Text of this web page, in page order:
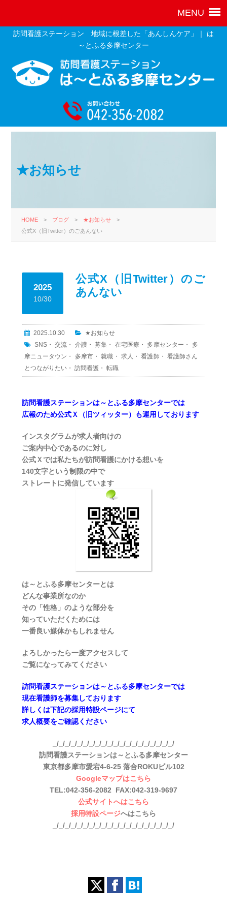
訪問看護ステーション 地域に根差した「あんしんケア」｜ は
～とふる多摩センター
★お知らせ
HOME > ブログ > ★お知らせ >
公式X（旧Twitter）のごあんない
2025
10/30
公式X（旧Twitter）のご
あんない
2025.10.30
★お知らせ
SNS・ 交流 ・ 介護・募集 ・ 在宅医療 ・ 多摩センター ・
多
摩ニュータウン ・ 多摩市 ・就職 ・ 求人 ・看護師・ 看護師さん
とつながりたい・ 訪問看護・ 転職
訪問看護ステーションは～とふる多摩センターでは
広報のため公式Ｘ（旧ツィッター）も運用しております
インスタグラムが求人者向けの
ご案内中心であるのに対し
公式Ｘでは私たちが訪問看護にかける想いを
140文字という制限の中で
ストレートに発信しています
は～とふる多摩センターとは
どんな事業所なのか
その「性格」のような部分を
知っていただくためには
一番良い媒体かもしれません
よろしかったら一度アクセスして
ご覧になってみてください
訪問看護ステーションは～とふる多摩センターでは
現在看護師を募集しております
詳しくは下記の採用特設ページにて
求人概要をご確認ください
_/_/_/_/_/_/_/_/_/_/_/_/_/_/_/_/_/_/_/_/
訪問看護ステーションは～とふる多摩センター
東京都多摩市愛宕4-6-25 落合ROKUビル102
Googleマップはこちら
TEL:042-356-2082 FAX:042-319-9697
公式サイトへはこちら
採用特設ページへはこちら
_/_/_/_/_/_/_/_/_/_/_/_/_/_/_/_/_/_/_/_/